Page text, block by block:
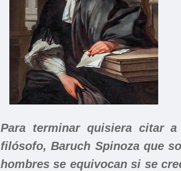
Para terminar quisiera citar
filósofo, Baruch Spinoza que
hombres se equivocan si se